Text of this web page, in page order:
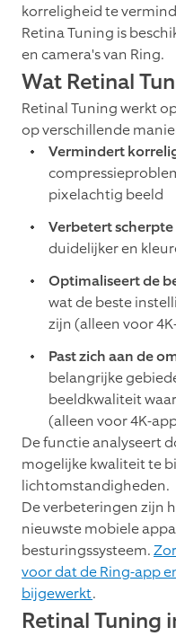
korreligheid te
Retina Tuning is
en camera's van Ring.
Wat Retinal
Retinal Tuning werkt
op verschillende
Vermindert
pixelachtig beeld
Verbetert
duidelijker en
Optimaliseert de
wat de beste
zijn (alleen voor
Past zich aan de
belangrijke
beeldkwaliteit
(alleen voor 4K-
De functie analyseert
mogelijke kwaliteit te
lichtomstandigheden.
De verbeteringen zijn
nieuwste mobiele
besturingssysteem.
voor dat de Ring-app
bijgewerkt.
Retinal Tuning